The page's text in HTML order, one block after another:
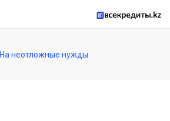
На неотложные нужды